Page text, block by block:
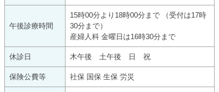
午後診療時間
15時00分より18時00分まで （受付は17時
30分まで）
産婦人科 金曜日は16時30分まで
休診日 木午後 土午後 日 祝
保険公費等 社保 国保 生保 労災